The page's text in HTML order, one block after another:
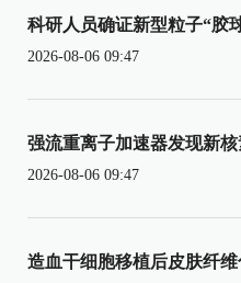
科研人员确证新型粒子“胶
2026-08-06 09:47
强流重离子加速器发现新核
2026-08-06 09:47
造血干细胞移植后皮肤纤